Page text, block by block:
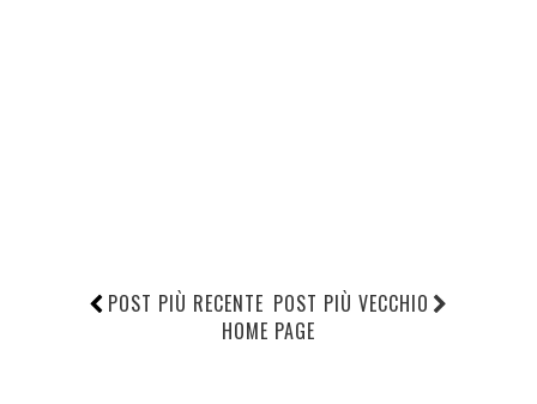
POST PIÙ RECENTE POST PIÙ VECCHIO
HOME PAGE